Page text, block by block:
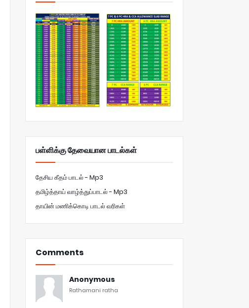
பள்ளிக்கு தேவையான பாடல்கள்
தேசிய கீதம் பாடல் - Mp3
தமிழ்த்தாய் வாழ்த்துப்பாடல் - Mp3
தாயின் மணிக்கொடி பாடல் வரிகள்
Comments
Anonymous
Rathamani ratha